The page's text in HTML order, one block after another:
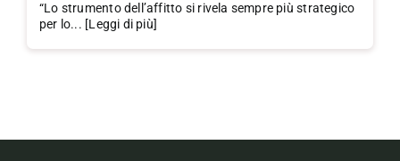
“Lo strumento dell’affitto si rivela sempre più strategico
per lo... [Leggi di più]